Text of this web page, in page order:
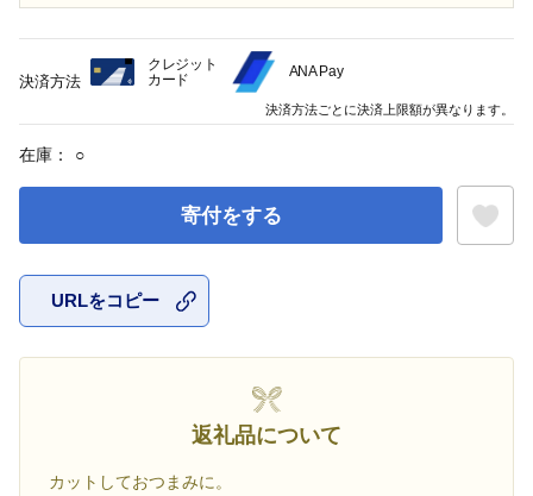
在庫： ○
寄付をする
URLをコピー
返礼品について
カットしておつまみに。
決済方法
クレジット
カード
ANA Pay
決済方法ごとに決済上限額が異なります。